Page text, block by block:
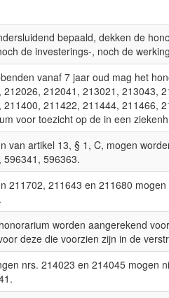
bepaald, dekken de
de investerings-, noch de
vanaf 7 jaar oud mag het
212026, 212041, 213021, 213043,
211422, 211444, 211466,
voor toezicht op de in een
van artikel 13, § 1, C, mogen
596363.
211702, 211643 en 211680
worden aangerekend
deze die voorzien zijn in de
nrs. 214023 en 214045 mogen